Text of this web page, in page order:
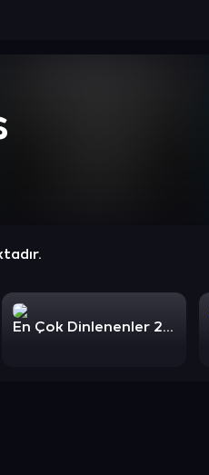
En Çok Dinlenenler 2022: Country